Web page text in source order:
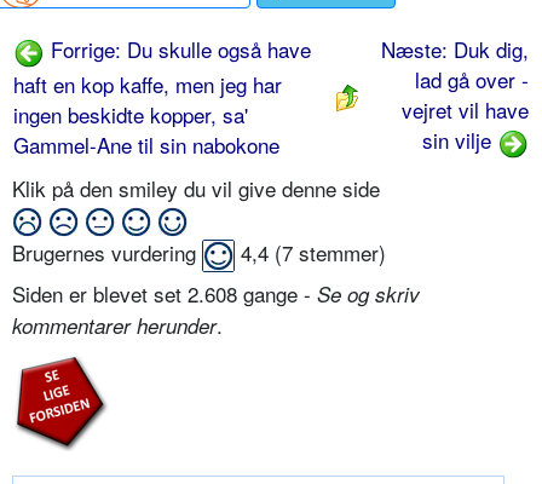
Forrige: Du skulle også have
haft en kop kaffe, men jeg har
ingen beskidte kopper, sa'
Gammel-Ane til sin nabokone
Næste: Duk dig,
lad gå over -
vejret vil have
sin vilje
Klik på den smiley du vil give denne side
Brugernes vurdering 4,4 (7 stemmer)
Siden er blevet set 2.608 gange - Se og skriv
kommentarer herunder.